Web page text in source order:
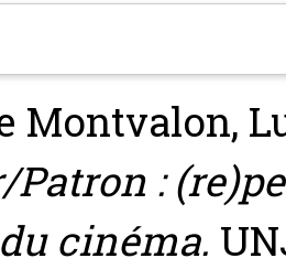
Montvalon,
:
cinéma.